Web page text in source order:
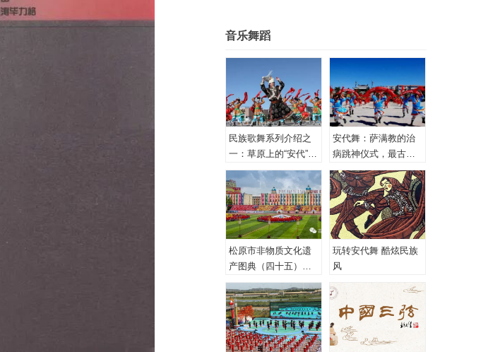
音乐舞蹈
民族歌舞系列介绍之
一：草原上的“安代”和
安代舞
安代舞：萨满教的治
病跳神仪式，最古老
的心理治疗！
松原市非物质文化遗
产图典（四十五）蒙
古族安代舞
玩转安代舞 酷炫民族
风